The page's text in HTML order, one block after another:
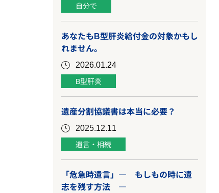
自分で
あなたもB型肝炎給付金の対象かもし
れません。
2026.01.24
B型肝炎
遺産分割協議書は本当に必要？
2025.12.11
遺言・相続
「危急時遺言」― もしもの時に遺
志を残す方法 ―